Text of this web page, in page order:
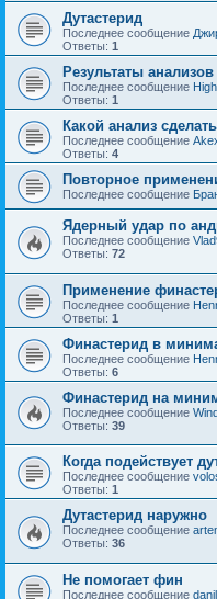
Дутастерид
Последнее сообщение
Ответы: 1
Результаты
Последнее сообщение
Ответы: 1
Какой анализ
Последнее сообщение
Ответы: 4
Повторное
Последнее сообщение
Ядерный удар по
Последнее сообщение
Ответы: 72
Применение
Последнее сообщение
Ответы: 1
Финастерид в
Последнее сообщение
Ответы: 6
Финастерид на
Последнее сообщение
Ответы: 39
Когда подействует
Последнее сообщение
Ответы: 1
Дутастерид наружно
Последнее сообщение
Ответы: 36
Не помогает фин
Последнее сообщение danil